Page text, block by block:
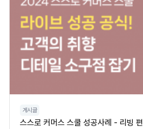
게시글
스스로 커머스 스쿨 성공사례 - 리빙 편